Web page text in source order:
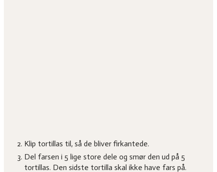
Klip tortillas til, så de bliver firkantede.
Del farsen i 5 lige store dele og smør den ud på 5
tortillas. Den sidste tortilla skal ikke have fars på.